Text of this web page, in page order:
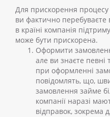
Для прискорення
ви фактично перебуваєте
в країні компанія
може бути прискорена.
Оформити
але ви знаєте певні
при оформленні
повідомлять, що,
замовлення займе
компанії наразі
відправок, зокрема